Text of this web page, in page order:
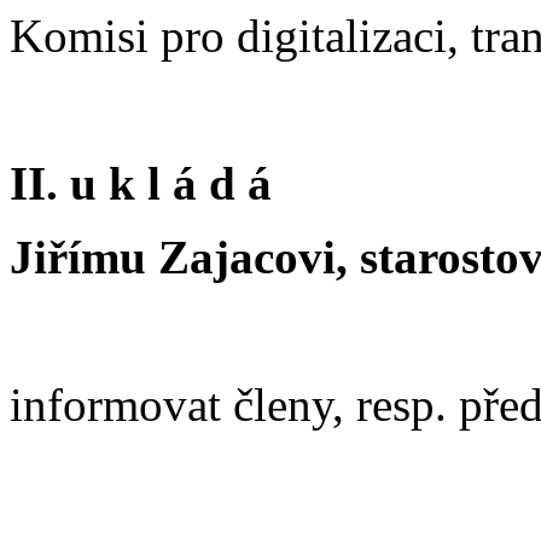
Komisi pro digitalizaci,
II. u k l á d á
Jiřímu Zajacovi,
informovat členy, resp.